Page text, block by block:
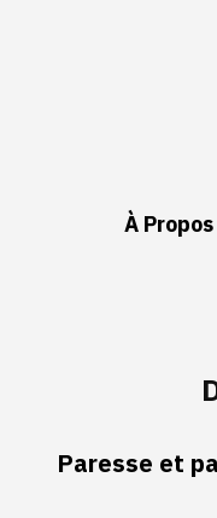
À
Paresse et